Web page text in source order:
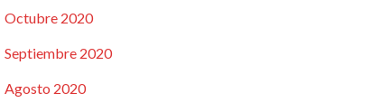
Octubre 2020
Septiembre 2020
Agosto 2020